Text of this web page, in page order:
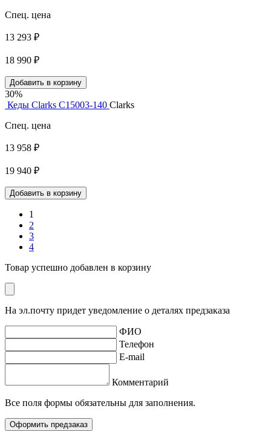
Спец. цена
13 293 ₽
18 990 ₽
Добавить в корзину
30%
Кеды Clarks C15003-140 Clarks
Спец. цена
13 958 ₽
19 940 ₽
Добавить в корзину
1
2
3
4
Товар успешно добавлен в корзину
На эл.почту придет уведомление о деталях предзаказа
ФИО
Телефон
E-mail
Комментарий
Все поля формы обязательны для заполнения.
Оформить предзаказ